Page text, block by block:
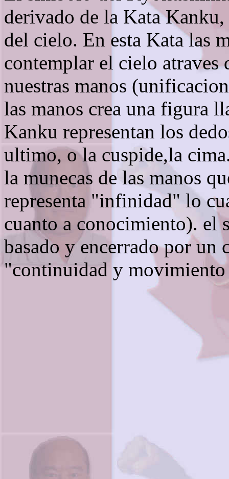
derivado de la Kata
del cielo. En esta Kata las
contemplar el cielo
nuestras manos
las manos crea una figura
Kanku representan los
ultimo, o la cuspide,la
la munecas de las manos
representa "infinidad" lo
cuanto a conocimiento). el
basado y encerrado por un
"continuidad y